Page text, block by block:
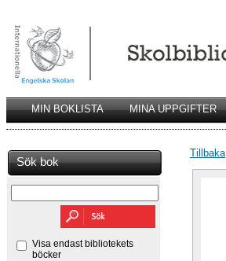
MIN BOKLISTA MINA UPPGIFTER
Sök bok
Visa endast bibliotekets
böcker
Tillbaka